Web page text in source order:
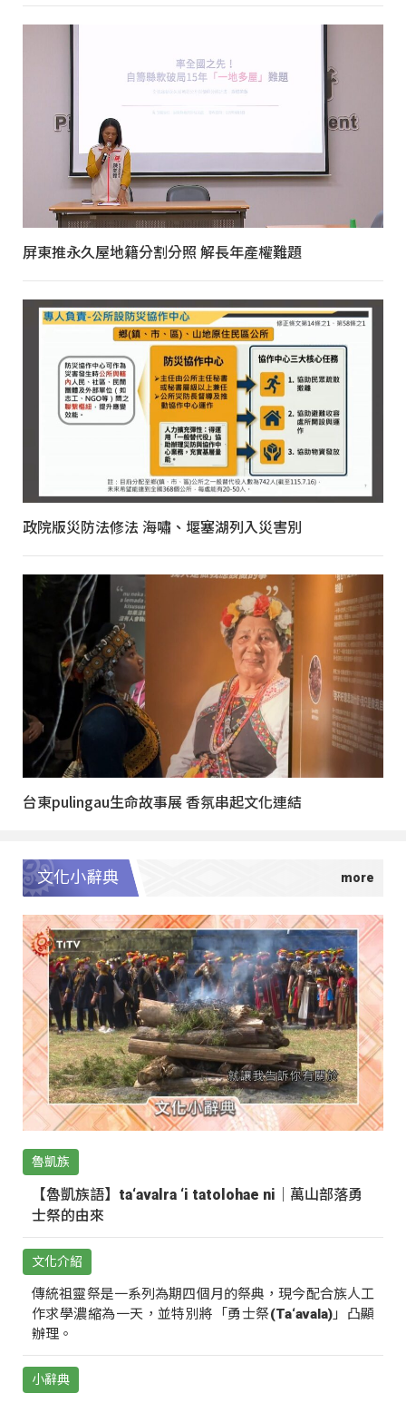
屏東推永久屋地籍分割分照 解長年產權難題
政院版災防法修法 海嘯、堰塞湖列入災害別
台東pulingau生命故事展 香氛串起文化連結
文化小辭典
魯凱族
【魯凱族語】ta‘avalra ‘i tatolohae ni｜萬山部落勇
士祭的由來
文化介紹
傳統祖靈祭是一系列為期四個月的祭典，現今配合族人工
作求學濃縮為一天，並特別將「勇士祭(Ta‘avala)」凸顯
辦理。
小辭典